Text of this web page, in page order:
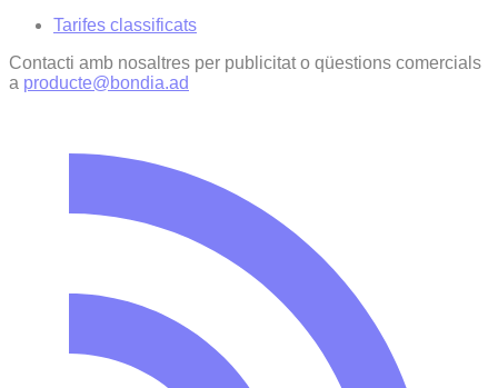
Tarifes classificats
Contacti amb nosaltres per publicitat o qüestions comercials
a producte@bondia.ad